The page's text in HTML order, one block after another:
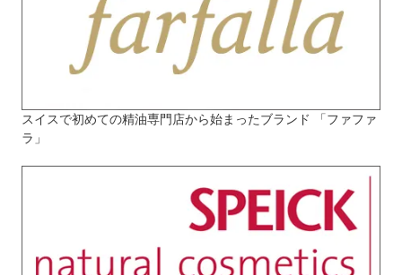
スイスで初めての精油専門店から始まったブランド 「ファファ
ラ」